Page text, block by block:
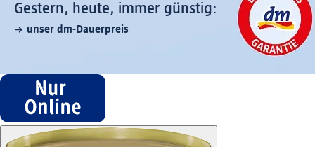
Gestern, heute, immer günstig:
unser dm-Dauerpreis